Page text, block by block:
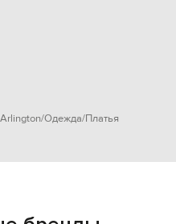
Одежда Платья